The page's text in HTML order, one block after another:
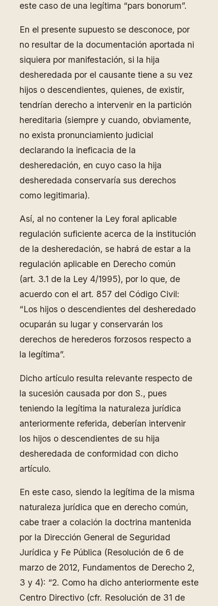
este caso de una legítima “pars bonorum”.
En el presente supuesto se desconoce, por
no resultar de la documentación aportada ni
siquiera por manifestación, si la hija
desheredada por el causante tiene a su vez
hijos o descendientes, quienes, de existir,
tendrían derecho a intervenir en la partición
hereditaria (siempre y cuando, obviamente,
no exista pronunciamiento judicial
declarando la ineficacia de la
desheredación, en cuyo caso la hija
desheredada conservaría sus derechos
como legitimaria).
Así, al no contener la Ley foral aplicable
regulación suficiente acerca de la institución
de la desheredación, se habrá de estar a la
regulación aplicable en Derecho común
(art. 3.1 de la Ley 4/1995), por lo que, de
acuerdo con el art. 857 del Código Civil:
“Los hijos o descendientes del desheredado
ocuparán su lugar y conservarán los
derechos de herederos forzosos respecto a
la legítima”.
Dicho artículo resulta relevante respecto de
la sucesión causada por don S., pues
teniendo la legítima la naturaleza jurídica
anteriormente referida, deberían intervenir
los hijos o descendientes de su hija
desheredada de conformidad con dicho
artículo.
En este caso, siendo la legítima de la misma
naturaleza jurídica que en derecho común,
cabe traer a colación la doctrina mantenida
por la Dirección General de Seguridad
Jurídica y Fe Pública (Resolución de 6 de
marzo de 2012, Fundamentos de Derecho 2,
3 y 4): “2. Como ha dicho anteriormente este
Centro Directivo (cfr. Resolución de 31 de